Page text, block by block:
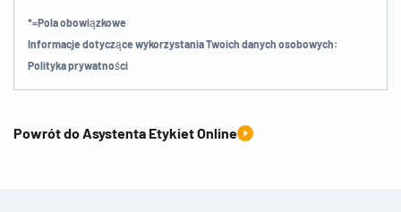
*=Pola obowiązkowe
Informacje dotyczące wykorzystania Twoich danych osobowych:
Polityka prywatności
Powrót do Asystenta Etykiet Online